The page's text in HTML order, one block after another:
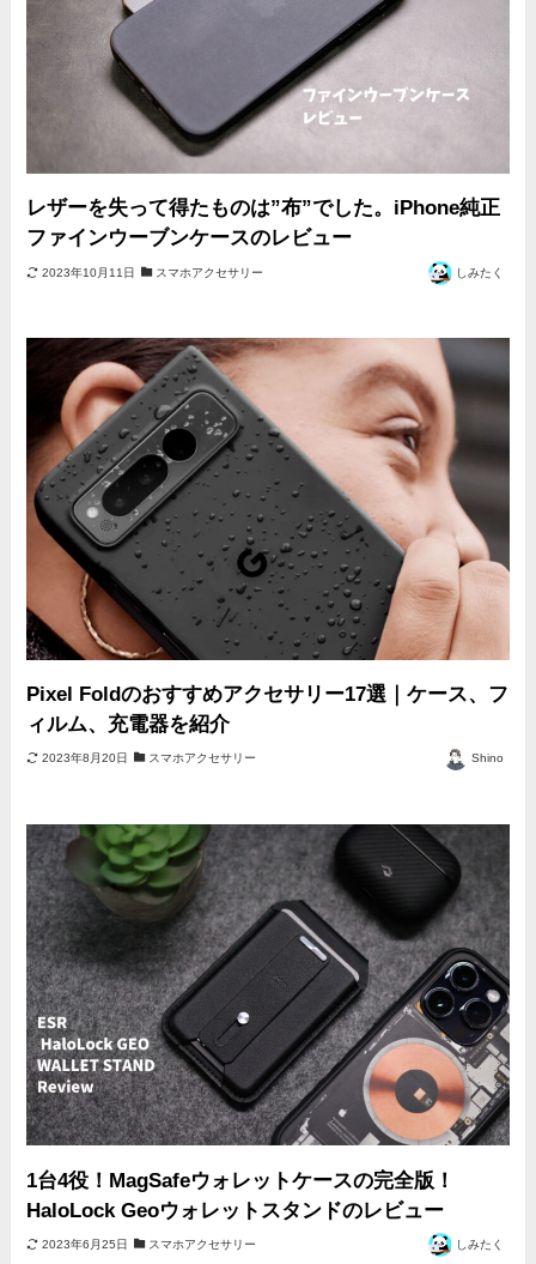
レザーを失って得たものは”布”でした。iPhone純正
ファインウーブンケースのレビュー
2023年10月11日 スマホアクセサリー しみたく
Pixel Foldのおすすめアクセサリー17選｜ケース、フ
ィルム、充電器を紹介
2023年8月20日 スマホアクセサリー Shino
1台4役！MagSafeウォレットケースの完全版！
HaloLock Geoウォレットスタンドのレビュー
2023年6月25日 スマホアクセサリー しみたく